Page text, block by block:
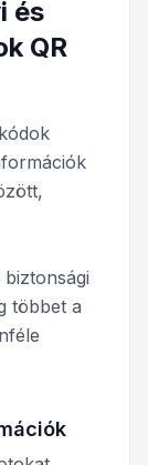
és
QR
többet a